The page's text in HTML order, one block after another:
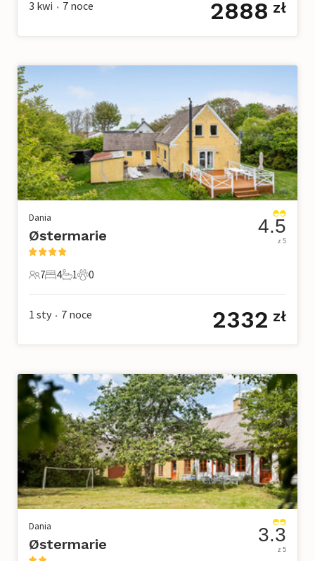
3 kwi • 7 noce 2888 zł
Dania
Østermarie
7 Goście
7
4 Sypialnie
4
1 Łazienka
1
0 Zwierzęta domowe
0
4.5
z 5
1 sty • 7 noce 2332 zł
Dania
Østermarie 3.3
z 5